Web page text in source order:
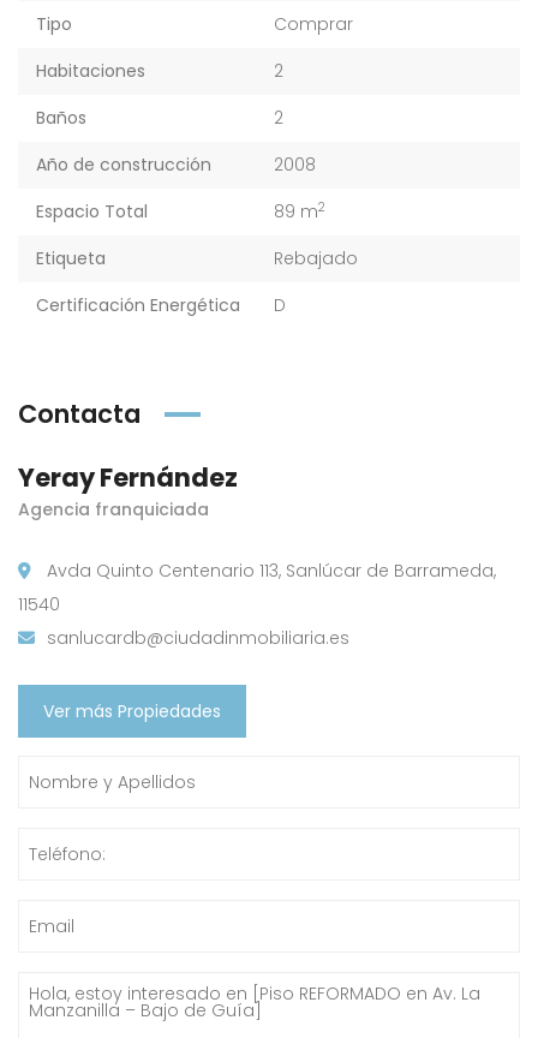
Tipo
Comprar
Habitaciones
2
Baños
2
Año de construcción
2008
Espacio Total
89 m2
Etiqueta
Rebajado
Certificación Energética
D
Contacta
Yeray Fernández
Agencia franquiciada
Avda Quinto Centenario 113, Sanlúcar de Barrameda,
11540
sanlucardb@ciudadinmobiliaria.es
Ver más Propiedades